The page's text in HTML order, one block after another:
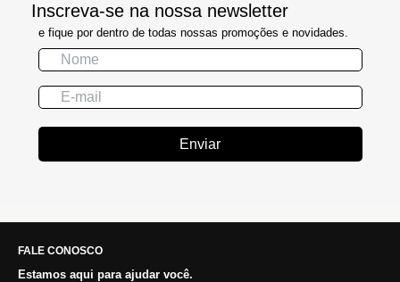
Inscreva-se na nossa newsletter
e fique por dentro de todas nossas promoções e novidades.
Enviar
FALE CONOSCO
Estamos aqui para ajudar você.